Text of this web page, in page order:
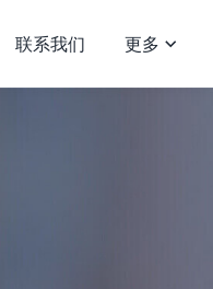
联系我们 更多 